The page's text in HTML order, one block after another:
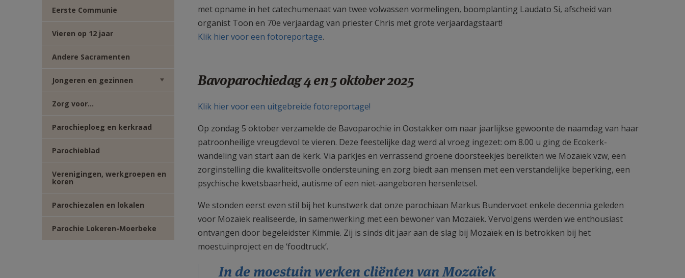
Eerste Communie
Vieren op 12 jaar
Andere Sacramenten
Jongeren en gezinnen
Zorg voor...
Parochieploeg en kerkraad
Parochieblad
Verenigingen, werkgroepen en
koren
Parochiezalen en lokalen
Parochie Lokeren-Moerbeke
met opname in het catechumenaat van twee volwassen vormelingen, boomplanting Laudato Si, afscheid van
organist Toon en 70e verjaardag van priester Chris met grote verjaardagstaart!
Klik hier voor een fotoreportage.
Bavoparochiedag 4 en 5 oktober 2025
Klik hier voor een uitgebreide fotoreportage!
Op zondag 5 oktober verzamelde de Bavoparochie in Oostakker om naar jaarlijkse gewoonte de naamdag van haar
patroonheilige vreugdevol te vieren. Deze feestelijke dag werd al vroeg ingezet: om 8.00 u ging de Ecokerk-
wandeling van start aan de kerk. Via parkjes en verrassend groene doorsteekjes bereikten we Mozaïek vzw, een
zorginstelling die kwaliteitsvolle ondersteuning en zorg biedt aan mensen met een verstandelijke beperking, een
psychische kwetsbaarheid, autisme of een niet-aangeboren hersenletsel.
We stonden eerst even stil bij het kunstwerk dat onze parochiaan Markus Bundervoet enkele decennia geleden
voor Mozaïek realiseerde, in samenwerking met een bewoner van Mozaïek. Vervolgens werden we enthousiast
ontvangen door begeleidster Kimmie. Zij is sinds dit jaar aan de slag bij Mozaïek en is betrokken bij het
moestuinproject en de ‘foodtruck’.
In de moestuin werken cliënten van Mozaïek